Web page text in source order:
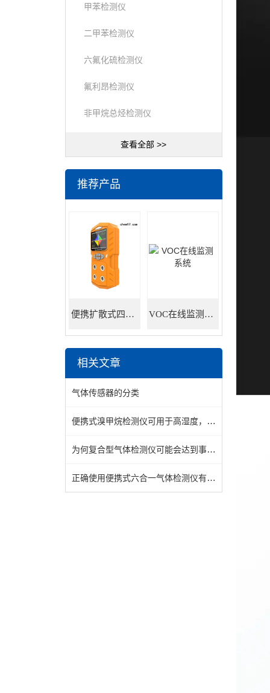
甲苯检测仪
二甲苯检测仪
六氟化硫检测仪
氟利昂检测仪
非甲烷总烃检测仪
查看全部 >>
推荐产品
便携扩散式四合一气体检测仪 VOC在线监测系统
相关文章
气体传感器的分类
便携式溴甲烷检测仪可用于高湿度，高粉尘环境的原因是什么
为何复合型气体检测仪可能会达到事半功倍的效果
正确使用便携式六合一气体检测仪有效保障作业人员生命安全